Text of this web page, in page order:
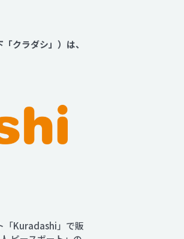
クラダシ」）は、
「Kuradashi」で販